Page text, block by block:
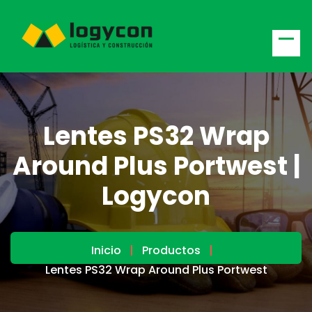
Lentes PS32 Wrap
Around Plus Portwest |
Logycon
Inicio
Productos
Lentes PS32 Wrap Around Plus Portwest